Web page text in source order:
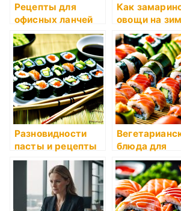
Рецепты для
офисных ланчей
Как
овощи на
Разновидности
пасты и рецепты
с ней
блюда для
начинающих